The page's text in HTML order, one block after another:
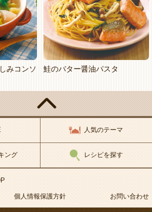
みコンソ
鮭のバター醤油パスタ
人気のテーマ
ング レシピを探す
個人情報保護方針 お問い合わせ